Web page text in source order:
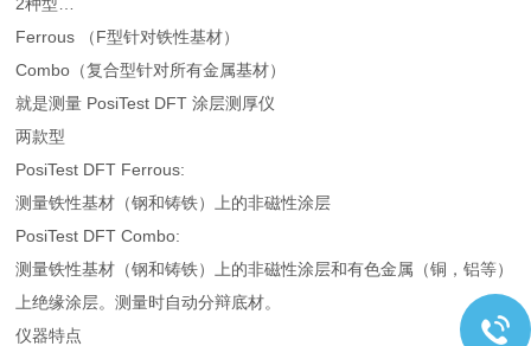
Ferrous （F型针对铁性基材）
Combo（复合型针对所有金属基材）
就是测量 PosiTest DFT 涂层测厚仪
两款型
PosiTest DFT Ferrous:
测量铁性基材（钢和铸铁）上的非磁性涂层
PosiTest DFT Combo:
测量铁性基材（钢和铸铁）上的非磁性涂层和有色金属（铜，铝等）
上绝缘涂层。测量时自动分辩底材。
仪器特点